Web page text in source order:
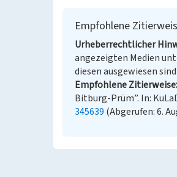
Empfohlene
Urheberrechtlicher
angezeigten Medien
diesen ausgewiesen sind.
Empfohlene Zitierweise
Bitburg-Prüm”. In:
345639 (Abgerufen: 6.